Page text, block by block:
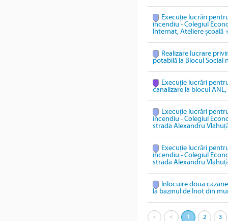
Execuție lucrări
incendiu - Colegiul
Internat, Ateliere școală
Realizare lucrare
potabilă la Blocul Social
Execuție lucrări
canalizare la blocul
Execuție lucrări
incendiu - Colegiul
strada Alexandru
Execuție lucrări
incendiu - Colegiul
strada Alexandru
Inlocuire doua
la bazinul de Inot din
« < 1 2 3